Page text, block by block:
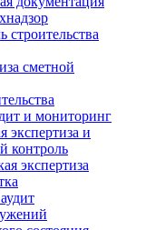
строительства
сметной
и мониторинг
экспертиза и
контроль
экспертиза